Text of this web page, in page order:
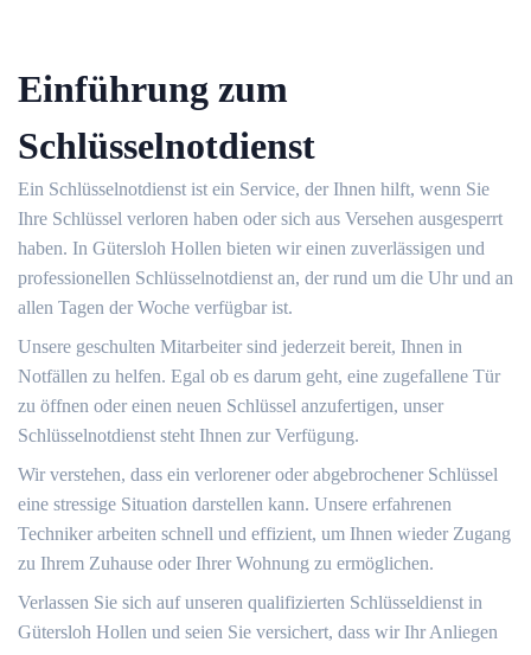
Einführung zum
Schlüsselnotdienst
Ein Schlüsselnotdienst ist ein Service, der Ihnen hilft, wenn Sie
Ihre Schlüssel verloren haben oder sich aus Versehen ausgesperrt
haben.​ In Gütersloh Hollen bieten wir einen zuverlässigen und
professionellen Schlüsselnotdienst an, der rund um die Uhr und an
allen Tagen der Woche verfügbar ist.​
Unsere geschulten Mitarbeiter sind jederzeit bereit, Ihnen in
Notfällen zu helfen.​ Egal ob es darum geht, eine zugefallene Tür
zu öffnen oder einen neuen Schlüssel anzufertigen, unser
Schlüsselnotdienst steht Ihnen zur Verfügung.
Wir verstehen, dass ein verlorener oder abgebrochener Schlüssel
eine stressige Situation darstellen kann.​ Unsere erfahrenen
Techniker arbeiten schnell und effizient, um Ihnen wieder Zugang
zu Ihrem Zuhause oder Ihrer Wohnung zu ermöglichen.​
Verlassen Sie sich auf unseren qualifizierten Schlüsseldienst in
Gütersloh Hollen und seien Sie versichert, dass wir Ihr Anliegen